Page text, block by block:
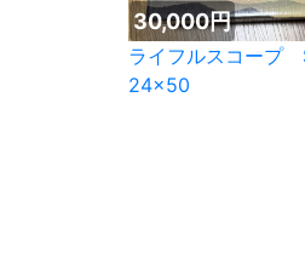
30,000円
ライフルスコープ
24×50